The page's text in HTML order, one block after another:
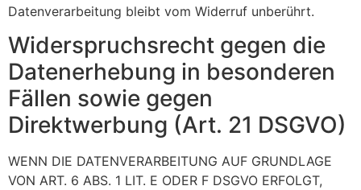
Datenverarbeitung bleibt vom Widerruf unberührt.
Widerspruchsrecht gegen die
Datenerhebung in besonderen
Fällen sowie gegen
Direktwerbung (Art. 21 DSGVO)
WENN DIE DATENVERARBEITUNG AUF GRUNDLAGE
VON ART. 6 ABS. 1 LIT. E ODER F DSGVO ERFOLGT,